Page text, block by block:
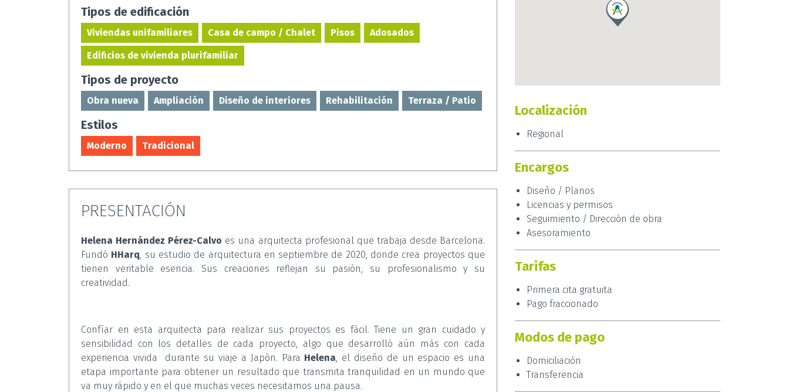
Tipos de edificación
Viviendas unifamiliares Casa de campo / Chalet Pisos Adosados
Edificios de vivienda plurifamiliar
Tipos de proyecto
Obra nueva Ampliación Diseño de interiores Rehabilitación Terraza / Patio
Estilos
Moderno Tradicional
PRESENTACIÓN
Helena Hernández Pérez-Calvo es una arquitecta profesional que trabaja desde Barcelona.
Fundó HHarq, su estudio de arquitectura en septiembre de 2020, donde crea proyectos que
tienen veritable esencia. Sus creaciones reflejan su pasión, su profesionalismo y su
creatividad.
Confíar en esta arquitecta para realizar sus proyectos es fácil. Tiene un gran cuidado y
sensibilidad con los detalles de cada proyecto, algo que desarrolló aún más con cada
experiencia vivida durante su viaje a Japón. Para Helena, el diseño de un espacio es una
etapa importante para obtener un resultado que transmita tranquilidad en un mundo que
va muy rápido y en el que muchas veces necesitamos una pausa.
Localización
Regional
Encargos
Diseño / Planos
Licencias y permisos
Seguimiento / Dirección de obra
Asesoramiento
Tarifas
Primera cita gratuita
Pago fraccionado
Modos de pago
Domiciliación
Transferencia